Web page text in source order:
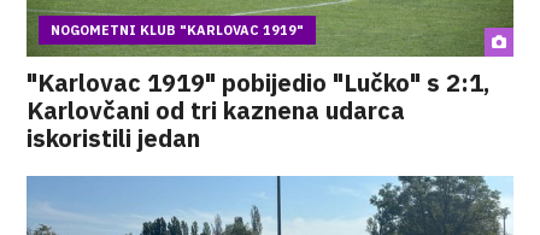
NOGOMETNI KLUB "KARLOVAC 1919"
"Karlovac 1919" pobijedio "Lučko" s 2:1,
Karlovčani od tri kaznena udarca
iskoristili jedan